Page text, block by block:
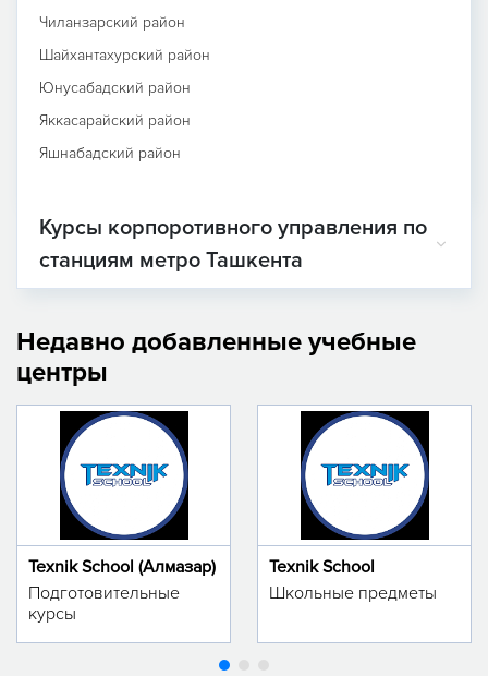
Чиланзарский район
Шайхантахурский район
Юнусабадский район
Яккасарайский район
Яшнабадский район
Курсы корпоротивного управления по
станциям метро Ташкента
Недавно добавленные учебные
центры
Texnik School (Алмазар)
Подготовительные
курсы
Texnik School
Школьные предметы